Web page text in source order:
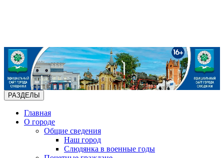
РАЗДЕЛЫ
Главная
О городе
Общие сведения
Наш город
Слюдянка в военные годы